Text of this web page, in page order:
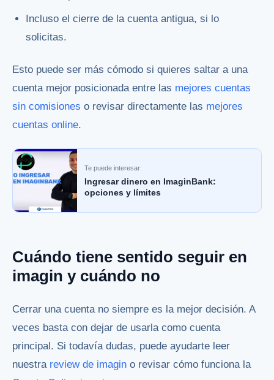
Incluso el cierre de la cuenta antigua, si lo
solicitas.
Esto puede ser más cómodo si quieres saltar a una
cuenta mejor posicionada entre las mejores cuentas
sin comisiones o revisar directamente las mejores
cuentas online.
Te puede interesar:
Ingresar dinero en ImaginBank:
opciones y límites
Cuándo tiene sentido seguir en
imagin y cuándo no
Cerrar una cuenta no siempre es la mejor decisión. A
veces basta con dejar de usarla como cuenta
principal. Si todavía dudas, puede ayudarte leer
nuestra review de imagin o revisar cómo funciona la